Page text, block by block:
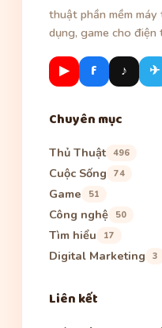
thuật phần mềm
dụng, game cho điện
▶ f ♪ ✈
Chuyên mục
Thủ Thuật 496
Cuộc Sống 74
Game 51
Công nghệ 50
Tìm hiểu 17
Digital Marketing 3
Liên kết